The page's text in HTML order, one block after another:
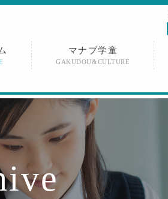
マナブ学童
GAKUDOU&CULTURE
ive